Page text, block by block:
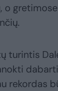
o
turintis
rekordas